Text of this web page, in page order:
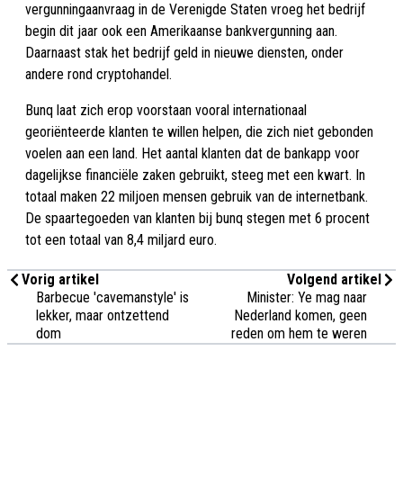
vergunningaanvraag in de Verenigde Staten vroeg het bedrijf
begin dit jaar ook een Amerikaanse bankvergunning aan.
Daarnaast stak het bedrijf geld in nieuwe diensten, onder
andere rond cryptohandel.
Bunq laat zich erop voorstaan vooral internationaal
georiënteerde klanten te willen helpen, die zich niet gebonden
voelen aan een land. Het aantal klanten dat de bankapp voor
dagelijkse financiële zaken gebruikt, steeg met een kwart. In
totaal maken 22 miljoen mensen gebruik van de internetbank.
De spaartegoeden van klanten bij bunq stegen met 6 procent
tot een totaal van 8,4 miljard euro.
Vorig artikel
Barbecue 'cavemanstyle' is
lekker, maar ontzettend
dom
Volgend artikel
Minister: Ye mag naar
Nederland komen, geen
reden om hem te weren